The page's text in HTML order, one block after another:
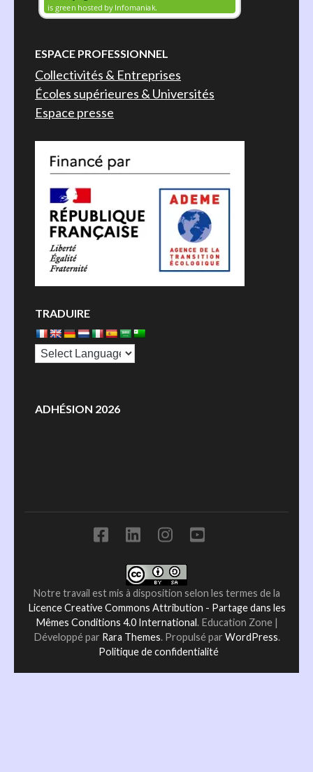
ESPACE PROFESSIONNEL
Collectivités & Entreprises
Écoles supérieures & Universités
Espace presse
TRADUIRE
ADHÉSION 2026
Notre travail est mis à disposition selon les termes de la
Licence Creative Commons Attribution - Partage dans les
Mêmes Conditions 4.0 International. Education Zone |
Développé par Rara Themes. Propulsé par WordPress.
Politique de confidentialité